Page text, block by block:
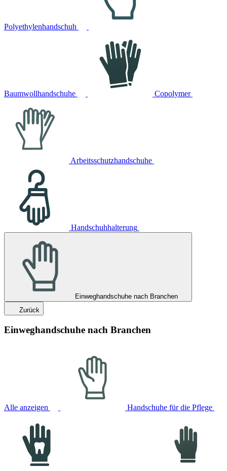
Polyethylenhandschuh
Baumwollhandschuhe Copolymer
Arbeitsschutzhandschuhe
Handschuhhalterung
Einweghandschuhe nach Branchen
Zurück
Einweghandschuhe nach Branchen
Alle anzeigen Handschuhe für die Pflege